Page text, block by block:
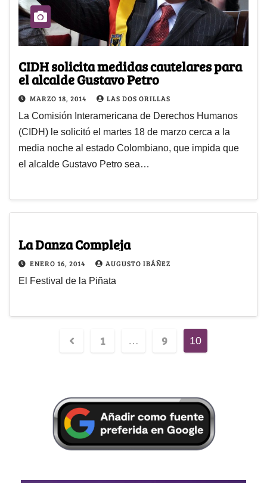
CIDH solicita medidas cautelares para
el alcalde Gustavo Petro
MARZO 18, 2014 LAS DOS ORILLAS
La Comisión Interamericana de Derechos Humanos
(CIDH) le solicitó el martes 18 de marzo cerca a la
media noche al estado Colombiano, que impida que
el alcalde Gustavo Petro sea…
La Danza Compleja
ENERO 16, 2014 AUGUSTO IBÁÑEZ
El Festival de la Piñata
1 … 9 10